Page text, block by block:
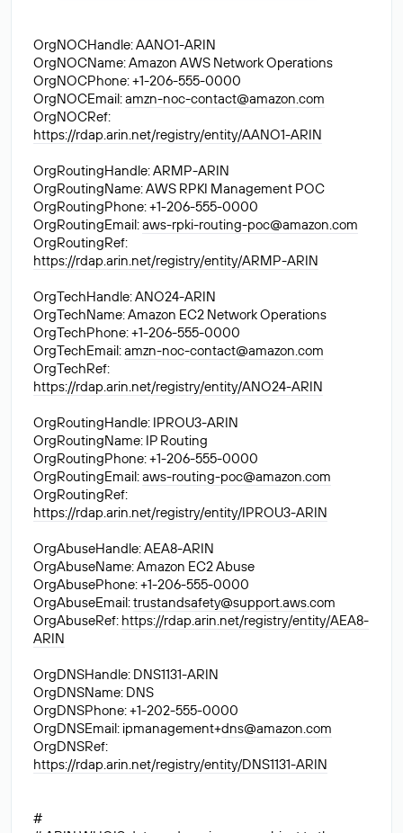
OrgNOCHandle: AANO1-ARIN
OrgNOCName: Amazon AWS Network Operations
OrgNOCPhone: +1-206-555-0000
OrgNOCEmail:amzn-noc-contact@amazon.com
OrgNOCRef:
https://rdap.arin.net/registry/entity/AANO1-ARIN
OrgRoutingHandle: ARMP-ARIN
OrgRoutingName: AWS RPKI Management POC
OrgRoutingPhone: +1-206-555-0000
OrgRoutingEmail:aws-rpki-routing-poc@amazon.com
OrgRoutingRef:
https://rdap.arin.net/registry/entity/ARMP-ARIN
OrgTechHandle: ANO24-ARIN
OrgTechName: Amazon EC2 Network Operations
OrgTechPhone: +1-206-555-0000
OrgTechEmail:amzn-noc-contact@amazon.com
OrgTechRef:
https://rdap.arin.net/registry/entity/ANO24-ARIN
OrgRoutingHandle: IPROU3-ARIN
OrgRoutingName: IP Routing
OrgRoutingPhone: +1-206-555-0000
OrgRoutingEmail:aws-routing-poc@amazon.com
OrgRoutingRef:
https://rdap.arin.net/registry/entity/IPROU3-ARIN
OrgAbuseHandle: AEA8-ARIN
OrgAbuseName: Amazon EC2 Abuse
OrgAbusePhone: +1-206-555-0000
OrgAbuseEmail:trustandsafety@support.aws.com
OrgAbuseRef: https://rdap.arin.net/registry/entity/AEA8-
ARIN
OrgDNSHandle: DNS1131-ARIN
OrgDNSName: DNS
OrgDNSPhone: +1-202-555-0000
OrgDNSEmail: ipmanagement+dns@amazon.com
OrgDNSRef:
https://rdap.arin.net/registry/entity/DNS1131-ARIN
#